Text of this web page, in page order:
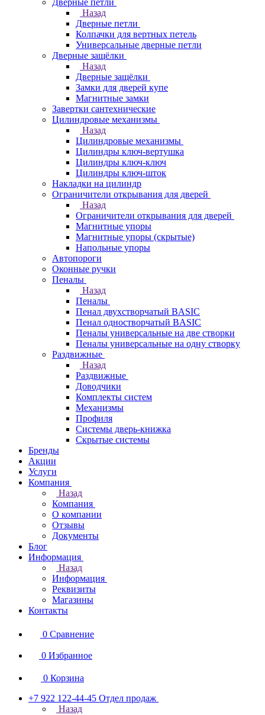
Дверные петли
Назад
Дверные петли
Колпачки для вертных петель
Универсальные дверные петли
Дверные защёлки
Назад
Дверные защёлки
Замки для дверей купе
Магнитные замки
Завертки сантехнические
Цилиндровые механизмы
Назад
Цилиндровые механизмы
Цилиндры ключ-вертушка
Цилиндры ключ-ключ
Цилиндры ключ-шток
Накладки на цилиндр
Ограничители открывания для дверей
Назад
Ограничители открывания для дверей
Магнитные упоры
Магнитные упоры (скрытые)
Напольные упоры
Автопороги
Оконные ручки
Пеналы
Назад
Пеналы
Пенал двухстворчатый BASIC
Пенал одностворчатый BASIC
Пеналы универсальные на две створки
Пеналы универсальные на одну створку
Раздвижные
Назад
Раздвижные
Доводчики
Комплекты систем
Механизмы
Профиля
Системы дверь-книжка
Скрытые системы
Бренды
Акции
Услуги
Компания
Назад
Компания
О компании
Отзывы
Документы
Блог
Информация
Назад
Информация
Реквизиты
Магазины
Контакты
0 Сравнение
0 Избранное
0 Корзина
+7 922 122-44-45 Отдел продаж
Назад